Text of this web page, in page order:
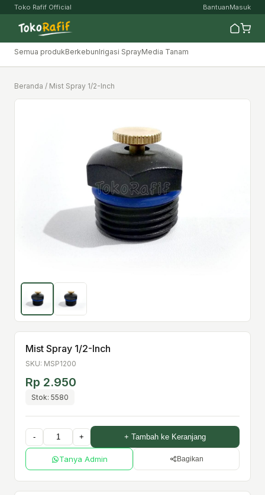
Toko Rafif Official BantuanMasuk
Semua produkBerkebunIrigasi SprayMedia Tanam
Beranda / Mist Spray 1/2-Inch
Mist Spray 1/2-Inch
SKU: MSP1200
Rp 2.950
Stok: 5580
- + + Tambah ke Keranjang
Tanya Admin Bagikan